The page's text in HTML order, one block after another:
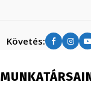
Követés: